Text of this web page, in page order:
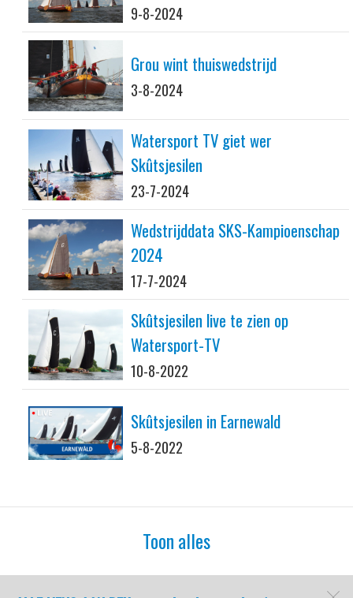
9-8-2024
Grou wint thuiswedstrijd
3-8-2024
Watersport TV giet wer
Skûtsjesilen
23-7-2024
Wedstrijddata SKS-Kampioenschap
2024
17-7-2024
Skûtsjesilen live te zien op
Watersport-TV
10-8-2022
Skûtsjesilen in Earnewald
5-8-2022
Toon alles